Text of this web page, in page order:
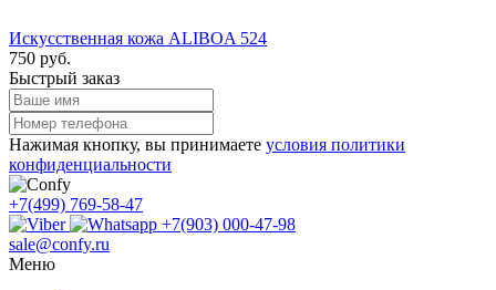
Искусственная кожа ALIBOA 524
750 руб.
Быстрый заказ
Нажимая кнопку, вы принимаете условия политики
конфиденциальности
+7(499) 769-58-47
+7(903) 000-47-98
sale@confy.ru
Меню